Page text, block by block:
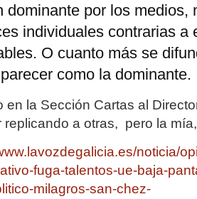
dominante por los medios,
individuales contrarias a
O cuanto más se
como la dominante.
en la Sección Cartas al
replicando a otras, pero la
noticia/
fuga-talentos-ue-baja-
milagros-san-chez-